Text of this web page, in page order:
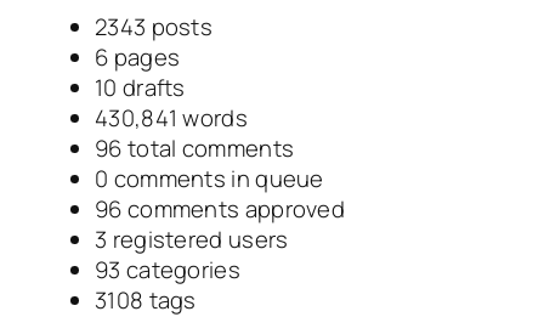
s
2343 posts
6 pages
10 drafts
430,841 words
96total comments
0 comments in queue
96comments approved
3 registered users
93 categories
3108 tags